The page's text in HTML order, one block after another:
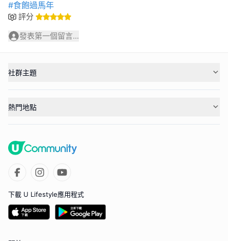
#食飽過馬年
評分
發表第一個留言...
社群主題
熱門地點
下載 U Lifestyle應用程式